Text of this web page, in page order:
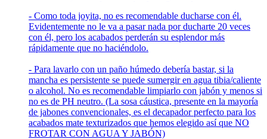
- Como toda joyita, no es recomendable ducharse con él.
Evidentemente no le va a pasar nada por ducharte 20 veces
con él, pero los acabados perderán su esplendor más
rápidamente que no haciéndolo.
- Para lavarlo con un paño húmedo debería bastar, si la
mancha es persistente se puede sumergir en agua tibia/caliente
o alcohol. No es recomendable limpiarlo con jabón y menos si
no es de PH neutro. (La sosa cáustica, presente en la mayoría
de jabones convencionales, es el decapador perfecto para los
acabados mate texturizados que hemos elegido así que NO
FROTAR CON AGUA Y JABÓN)